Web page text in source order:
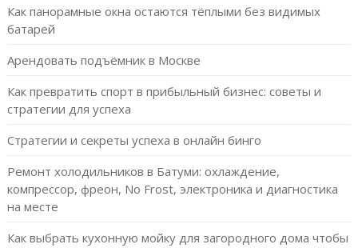
Как панорамные окна остаются тёплыми без видимых
батарей
Арендовать подъёмник в Москве
Как превратить спорт в прибыльный бизнес: советы и
стратегии для успеха
Стратегии и секреты успеха в онлайн бинго
Ремонт холодильников в Батуми: охлаждение,
компрессор, фреон, No Frost, электроника и диагностика
на месте
Как выбрать кухонную мойку для загородного дома чтобы